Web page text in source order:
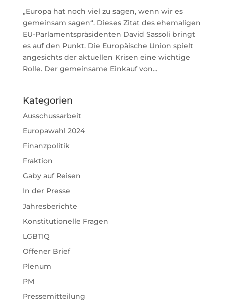
„Europa hat noch viel zu sagen, wenn wir es
gemeinsam sagen“. Dieses Zitat des ehemaligen
EU-Parlamentspräsidenten David Sassoli bringt
es auf den Punkt. Die Europäische Union spielt
angesichts der aktuellen Krisen eine wichtige
Rolle. Der gemeinsame Einkauf von...
Kategorien
Ausschussarbeit
Europawahl 2024
Finanzpolitik
Fraktion
Gaby auf Reisen
In der Presse
Jahresberichte
Konstitutionelle Fragen
LGBTIQ
Offener Brief
Plenum
PM
Pressemitteilung